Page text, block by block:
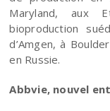
Maryland, aux
bioproduction
d’Amgen, à
en Russie.
Abbvie, nouvel